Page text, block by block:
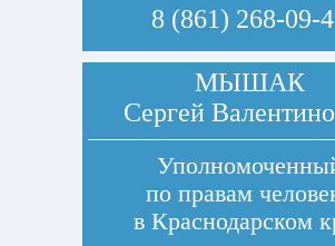
8 (861) 268-09-
МЫШАК
Сергей
по правам
в Краснодарском